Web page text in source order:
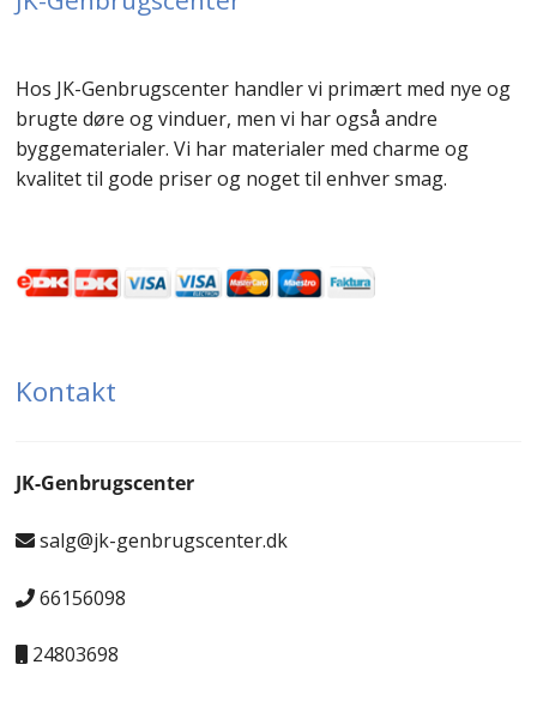
Hos JK-Genbrugscenter handler vi primært med nye og
brugte døre og vinduer, men vi har også andre
byggematerialer. Vi har materialer med charme og
kvalitet til gode priser og noget til enhver smag.
Kontakt
JK-Genbrugscenter
salg@jk-genbrugscenter.dk
66156098
24803698